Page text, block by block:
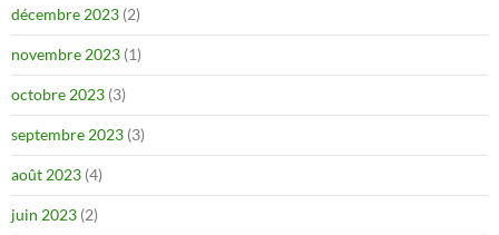
décembre 2023 (2)
novembre 2023 (1)
octobre 2023 (3)
septembre 2023 (3)
août 2023 (4)
juin 2023 (2)